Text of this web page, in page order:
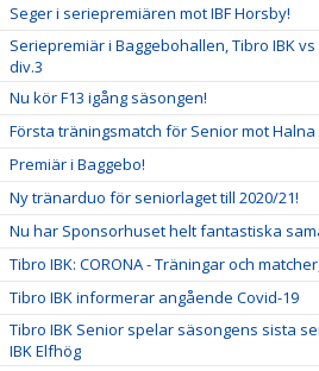
Seger i seriepremiären mot IBF Horsby!
Seriepremiär i Baggebohallen, Tibro IBK vs
div.3
Nu kör F13 igång säsongen!
Första träningsmatch för Senior mot Halna
Premiär i Baggebo!
Ny tränarduo för seniorlaget till 2020/21!
Nu har Sponsorhuset helt fantastiska
Tibro IBK: CORONA - Träningar och
Tibro IBK informerar angående Covid-19
Tibro IBK Senior spelar säsongens sista
IBK Elfhög